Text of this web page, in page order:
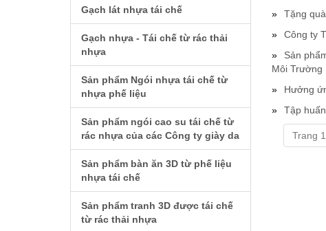
Tặng
Công ty
Sản
Môi Trường
Hưởng
Tập
Trang
Gạch lát nhựa tái chế
Gạch nhựa - Tái chế từ rác thải
nhựa
Sản phẩm Ngói nhựa tái chế từ
nhựa phế liệu
Sản phẩm ngói cao su tái chế từ
rác nhựa của các Công ty giày da
Sản phẩm bàn ăn 3D từ phế liệu
nhựa tái chế
Sản phẩm tranh 3D được tái chế
từ rác thải nhựa